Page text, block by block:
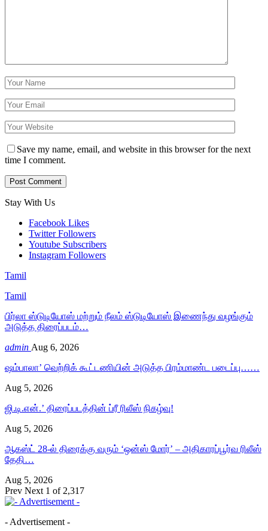
Save my name, email, and website in this browser for the next
time I comment.
Stay With Us
Facebook Likes
Twitter Followers
Youtube Subscribers
Instagram Followers
Tamil
Tamil
பிர்லா ஸ்டுடியோஸ் மற்றும் நீலம் ஸ்டுடியோஸ் இணைந்து வழங்கும்
அடுத்த திரைப்படம்…
admin Aug 6, 2026
ஷம்பாலா’ வெற்றிக் கூட்டணியின் அடுத்த பிரம்மாண்ட படைப்பு……
Aug 5, 2026
ஜி.டி.என்.’ திரைப்படத்தின் ப்ரீ ரிலீஸ் நிகழ்வு!
Aug 5, 2026
ஆகஸ்ட் 28-ல் திரைக்கு வரும் ‘ஒன்ஸ் மோர்’ – அதிகாரப்பூர்வ ரிலீஸ்
தேதி…
Aug 5, 2026
Prev Next 1 of 2,317
- Advertisement -